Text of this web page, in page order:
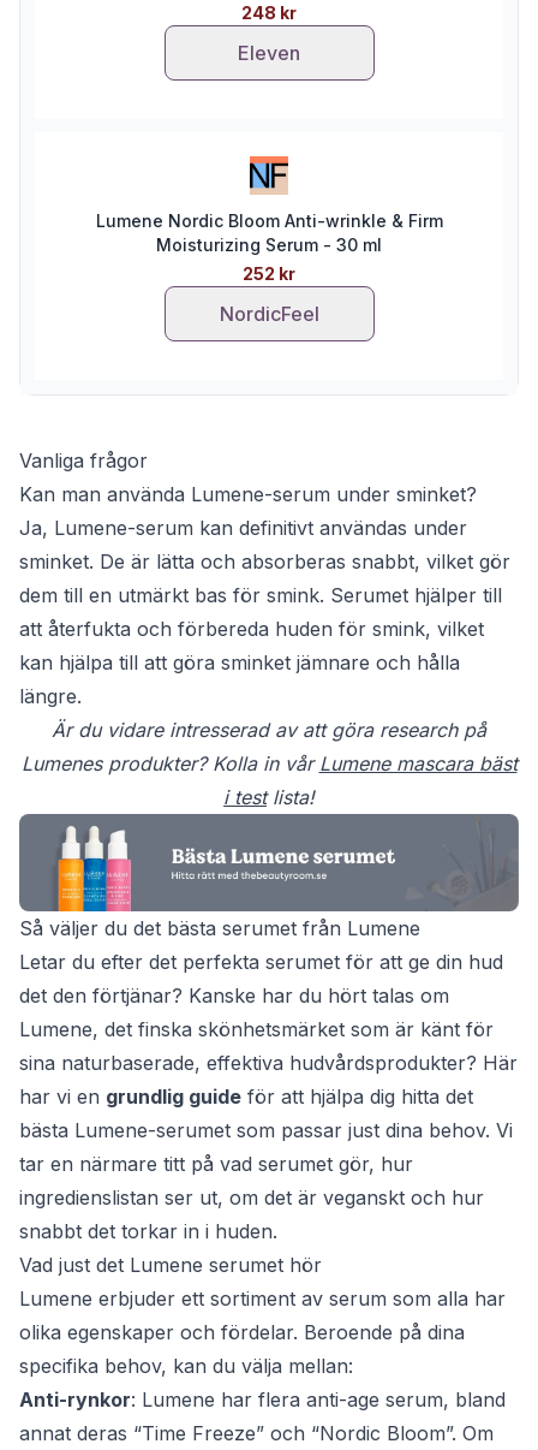
248 kr
Eleven
Lumene Nordic Bloom Anti-wrinkle & Firm
Moisturizing Serum - 30 ml
252 kr
NordicFeel
Vanliga frågor
Kan man använda Lumene-serum under sminket?
Ja, Lumene-serum kan definitivt användas under
sminket. De är lätta och absorberas snabbt, vilket gör
dem till en utmärkt bas för smink. Serumet hjälper till
att återfukta och förbereda huden för smink, vilket
kan hjälpa till att göra sminket jämnare och hålla
längre.
Är du vidare intresserad av att göra research på
Lumenes produkter? Kolla in vår Lumene mascara bäst
i testlista!
Så väljer du det bästa serumet från Lumene
Letar du efter det perfekta serumet för att ge din hud
det den förtjänar? Kanske har du hört talas om
Lumene, det finska skönhetsmärket som är känt för
sina naturbaserade, effektiva hudvårdsprodukter? Här
har vi en grundlig guide för att hjälpa dig hitta det
bästa Lumene-serumet som passar just dina behov. Vi
tar en närmare titt på vad serumet gör, hur
ingredienslistan ser ut, om det är veganskt och hur
snabbt det torkar in i huden.
Vad just det Lumene serumet hör
Lumene erbjuder ett sortiment av serum som alla har
olika egenskaper och fördelar. Beroende på dina
specifika behov, kan du välja mellan:
Anti-rynkor: Lumene har flera anti-age serum, bland
annat deras “Time Freeze” och “Nordic Bloom”. Om